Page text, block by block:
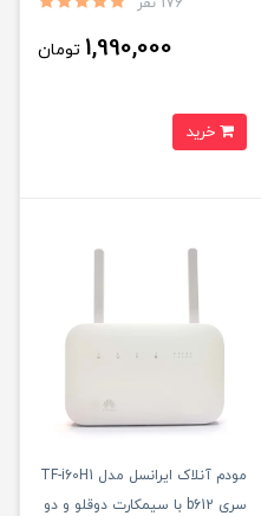
1,990,000 تومان
مودم آنلاک ایرانسل مدل TF-i60H1
سری b612 با سیمکارت دوقلو و دو